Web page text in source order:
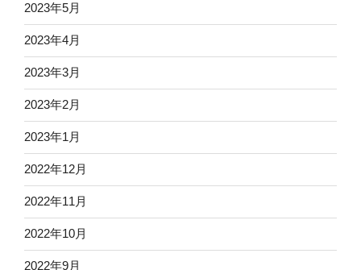
2023年5月
2023年4月
2023年3月
2023年2月
2023年1月
2022年12月
2022年11月
2022年10月
2022年9月